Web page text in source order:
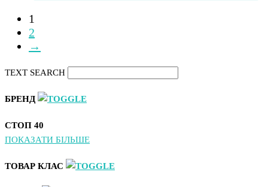
1
2
→
TEXT SEARCH
БРЕНД
СТОП 40
ПОКАЗАТИ БІЛЬШЕ
ТОВАР КЛАС